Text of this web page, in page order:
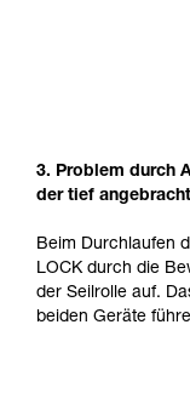
3. Problem durch
der tief
Beim Durchlaufen
LOCK durch die
der Seilrolle auf.
beiden Geräte